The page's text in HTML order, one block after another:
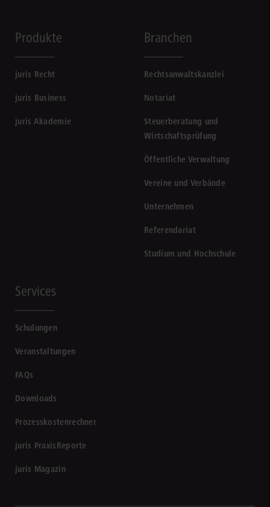
Produkte
juris Recht
juris Business
juris Akademie
Branchen
Rechtsanwaltskanzlei
Notariat
Steuerberatung und
Wirtschaftsprüfung
Öffentliche Verwaltung
Vereine und Verbände
Unternehmen
Referendariat
Studium und Hochschule
Services
Schulungen
Veranstaltungen
FAQs
Downloads
Prozesskostenrechner
juris PraxisReporte
juris Magazin